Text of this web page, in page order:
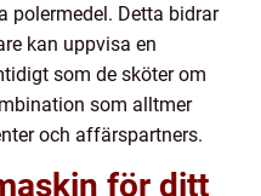
polermedel. Detta bidrar
kan uppvisa en
som de sköter om
som alltmer
och affärspartners.
för ditt